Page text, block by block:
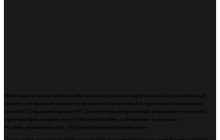
Информация на данном интернет-сайте носит исключительно информационный (ознакомительный)
характер и ни при каких условиях не является публичной офертой, определяемой положениями
Статьи 437 Гражданского кодекса РФ. Для получения исчерпывающей информации о стоимости и
характеристиках, габаритах и весе товаров обращайтесь к менеджерам по продажам.
Все цены, указанные на сайте, это рекомендованные розничные цены.